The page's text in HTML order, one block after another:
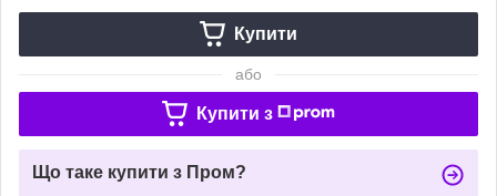
Купити
або
Купити з
Що таке купити з Пром?